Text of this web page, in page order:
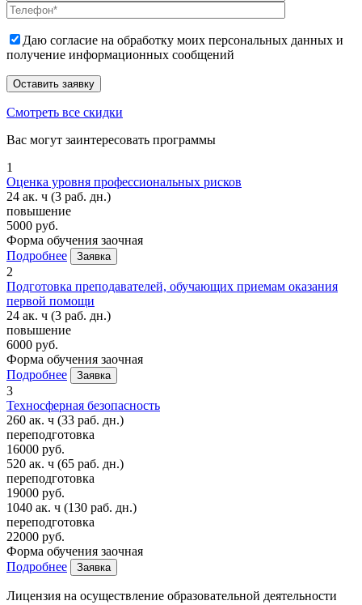
Даю согласие на обработку моих персональных данных и
получение информационных сообщений
Смотреть все скидки
Вас могут заинтересовать программы
1
Оценка уровня профессиональных рисков
24 ак. ч (3 раб. дн.)
повышение
5000 руб.
Форма обучения заочная
Подробнее
Заявка
2
Подготовка преподавателей, обучающих приемам оказания
первой помощи
24 ак. ч (3 раб. дн.)
повышение
6000 руб.
Форма обучения заочная
Подробнее
Заявка
3
Техносферная безопасность
260 ак. ч (33 раб. дн.)
переподготовка
16000 руб.
520 ак. ч (65 раб. дн.)
переподготовка
19000 руб.
1040 ак. ч (130 раб. дн.)
переподготовка
22000 руб.
Форма обучения заочная
Подробнее
Заявка
Лицензия на осуществление образовательной деятельности